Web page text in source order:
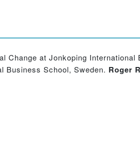
Change at Jonkoping International
Business School, Sweden. Roger